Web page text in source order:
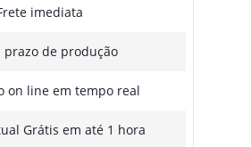
imediata
prazo de produção
on line em tempo real
Grátis em até 1 hora